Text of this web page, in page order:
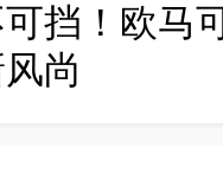
挡！欧马
尚